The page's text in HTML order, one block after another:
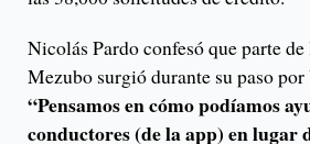
Nicolás Pardo confesó que parte
Mezubo surgió durante su paso
“Pensamos en cómo podíamos
conductores (de la app) en lugar